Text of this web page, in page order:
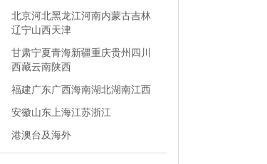
北京河北黑龙江河南内蒙古吉林
辽宁山西天津
甘肃宁夏青海新疆重庆贵州四川
西藏云南陕西
福建广东广西海南湖北湖南江西
安徽山东上海江苏浙江
港澳台及海外